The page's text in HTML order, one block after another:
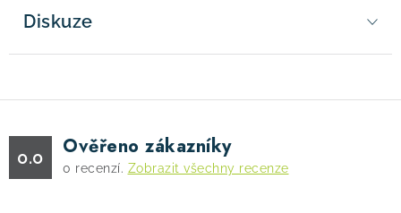
Diskuze
0.0 Ověřeno zákazníky
0 recenzí. Zobrazit všechny recenze